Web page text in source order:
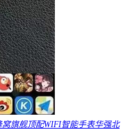
窝旗舰顶配WIFI智能手表华强北